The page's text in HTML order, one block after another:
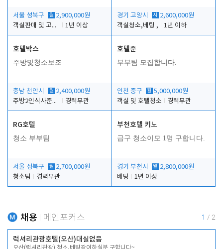
서울 성북구 월 2,900,000원
객실판매 및 고객응대
1년 이상
경기 고양시 시
2,600,000원
객실청소,베팅 ,
1년 이하
호텔박스
주방및청소보조
충남 천안시 월 2,400,000원
주방2인식사준비및청소린렌보조
경력무관
호텔준
부부팀 모집합니다.
인천 중구 월 5,000,000원
객실 및 호텔청소
경력무관
RG호텔
청소 부부팀
서울 성북구 월 2,700,000원
청소팀
경력무관
부천호텔 키노
급구 청소이모 1명 구합니다.
경기 부천시 월 2,800,000원
베팅
1년 이상
채용 메인포커스 1 / 2
럭셔리관광호텔(오산)대실없음